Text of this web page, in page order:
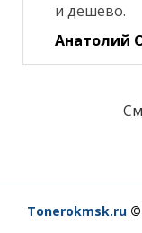
и дешево.
Анатолий
Tonerokmsk.ru ©